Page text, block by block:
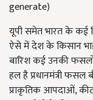
generate)
यूपी समेत भारत के कई
ऐसे में देश के किसान
बारिश कई उनकी
हल है प्रधानमंत्री
प्राकृतिक आपदाओं,